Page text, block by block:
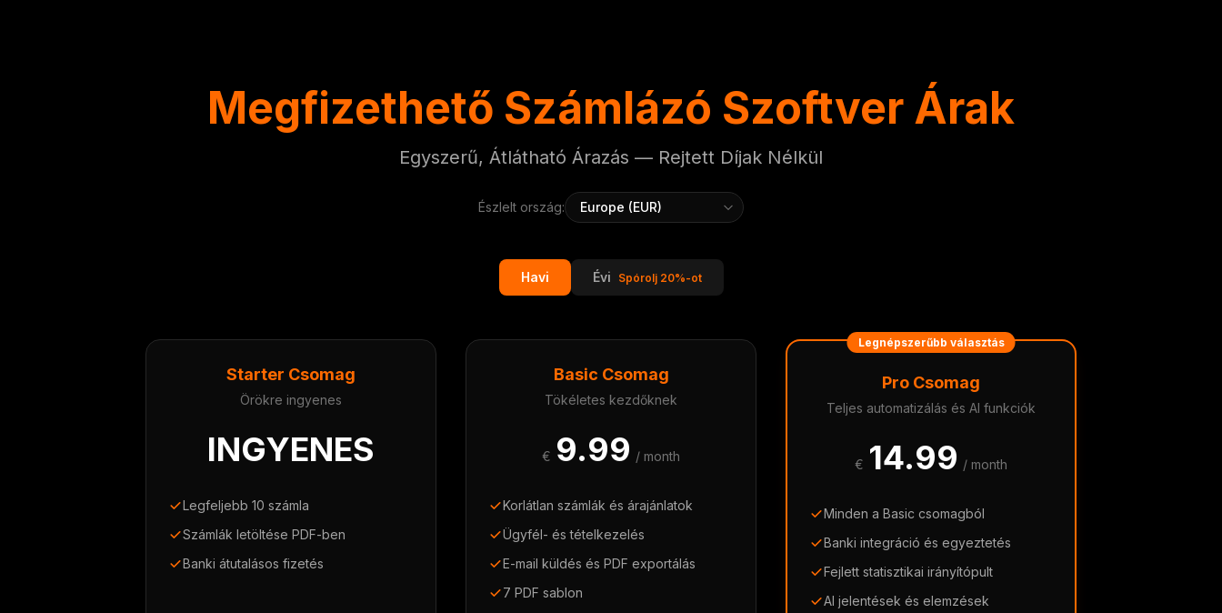
Megfizethető Számlázó Szoftver Árak
Egyszerű, Átlátható Árazás — Rejtett Díjak Nélkül
Észlelt ország:
Havi Évi Spórolj 20%-ot
Starter Csomag
Örökre ingyenes
INGYENES
Legfeljebb 10 számla
Számlák letöltése PDF-ben
Banki átutalásos fizetés
Basic Csomag
Tökéletes kezdőknek
€ 9.99 / month
Korlátlan számlák és árajánlatok
Ügyfél- és tételkezelés
E-mail küldés és PDF exportálás
7 PDF sablon
Legnépszerűbb választás
Pro Csomag
Teljes automatizálás és AI funkciók
€ 14.99 / month
Minden a Basic csomagból
Banki integráció és egyeztetés
Fejlett statisztikai irányítópult
AI jelentések és elemzések